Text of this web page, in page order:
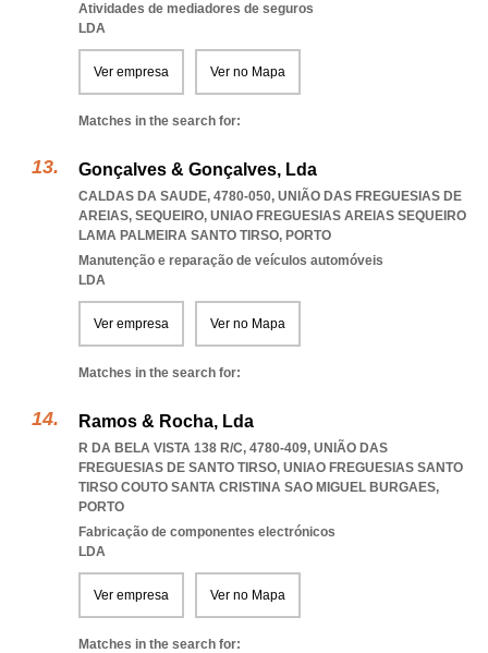
Atividades de mediadores de seguros
LDA
Ver empresa Ver no Mapa
Matches in the search for:
Gonçalves & Gonçalves, Lda
CALDAS DA SAUDE, 4780-050, UNIÃO DAS FREGUESIAS DE
AREIAS, SEQUEIRO, UNIAO FREGUESIAS AREIAS SEQUEIRO
LAMA PALMEIRA SANTO TIRSO, PORTO
Manutenção e reparação de veículos automóveis
LDA
Ver empresa Ver no Mapa
Matches in the search for:
Ramos & Rocha, Lda
R DA BELA VISTA 138 R/C, 4780-409, UNIÃO DAS
FREGUESIAS DE SANTO TIRSO, UNIAO FREGUESIAS SANTO
TIRSO COUTO SANTA CRISTINA SAO MIGUEL BURGAES,
PORTO
Fabricação de componentes electrónicos
LDA
Ver empresa Ver no Mapa
Matches in the search for: